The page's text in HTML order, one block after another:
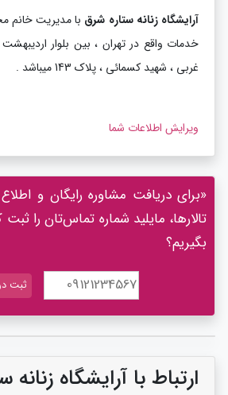
آرایشگاه زنانه ستاره شرق با مدیریت خانم
غربی ، شهید کسمائی ، پلاک 143 میباشد .
ویرایش اطلاعات شما
«برای دریافت مشاوره رایگان و
تالارها، مایلید شماره تماس‌تان را
بگیریم؟
ارتباط با آرایشگاه